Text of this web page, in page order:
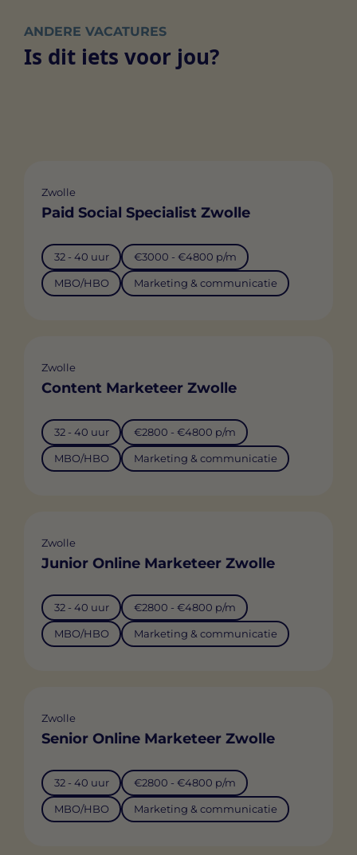
ANDERE VACATURES
Is dit iets voor jou?
Zwolle
Paid Social Specialist Zwolle
32 - 40 uur €3000 - €4800 p/m
MBO/HBO Marketing & communicatie
Zwolle
Content Marketeer Zwolle
32 - 40 uur €2800 - €4800 p/m
MBO/HBO Marketing & communicatie
Zwolle
Junior Online Marketeer Zwolle
32 - 40 uur €2800 - €4800 p/m
MBO/HBO Marketing & communicatie
Zwolle
Senior Online Marketeer Zwolle
32 - 40 uur €2800 - €4800 p/m
MBO/HBO Marketing & communicatie